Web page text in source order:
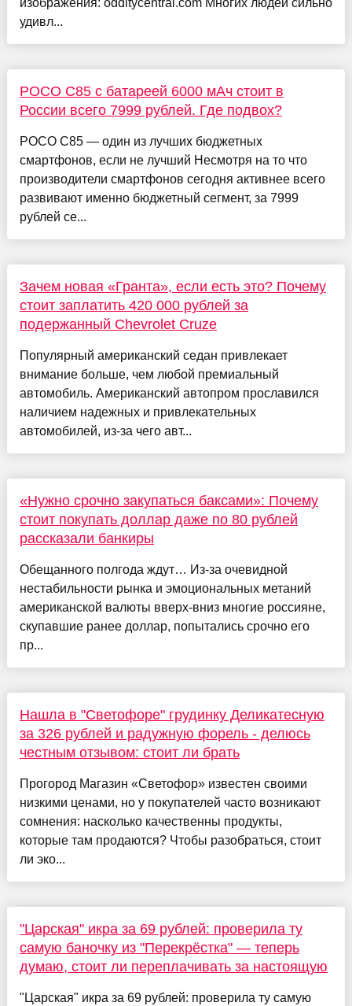
изображения: odditycentral.com Многих людей сильно
удивл...
POCO C85 с батареей 6000 мАч стоит в
России всего 7999 рублей. Где подвох?
POCO C85 — один из лучших бюджетных
смартфонов, если не лучший Несмотря на то что
производители смартфонов сегодня активнее всего
развивают именно бюджетный сегмент, за 7999
рублей се...
Зачем новая «Гранта», если есть это? Почему
стоит заплатить 420 000 рублей за
подержанный Chevrolet Cruze
Популярный американский седан привлекает
внимание больше, чем любой премиальный
автомобиль. Американский автопром прославился
наличием надежных и привлекательных
автомобилей, из-за чего авт...
«Нужно срочно закупаться баксами»: Почему
стоит покупать доллар даже по 80 рублей
рассказали банкиры
Обещанного полгода ждут… Из-за очевидной
нестабильности рынка и эмоциональных метаний
американской валюты вверх-вниз многие россияне,
скупавшие ранее доллар, попытались срочно его
пр...
Нашла в "Светофоре" грудинку Деликатесную
за 326 рублей и радужную форель - делюсь
честным отзывом: стоит ли брать
Прогород Магазин «Светофор» известен своими
низкими ценами, но у покупателей часто возникают
сомнения: насколько качественны продукты,
которые там продаются? Чтобы разобраться, стоит
ли эко...
"Царская" икра за 69 рублей: проверила ту
самую баночку из "Перекрёстка" — теперь
думаю, стоит ли переплачивать за настоящую
"Царская" икра за 69 рублей: проверила ту самую